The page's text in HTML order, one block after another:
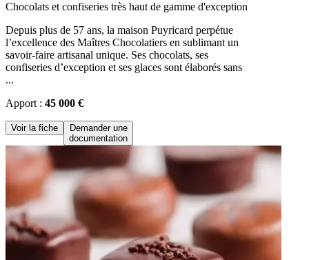
Chocolats et confiseries très haut de gamme d'exception
Depuis plus de 57 ans, la maison Puyricard perpétue
l’excellence des Maîtres Chocolatiers en sublimant un
savoir-faire artisanal unique. Ses chocolats, ses
confiseries d’exception et ses glaces sont élaborés sans
...
Apport : 45 000 €
Voir la fiche
Demander une
documentation